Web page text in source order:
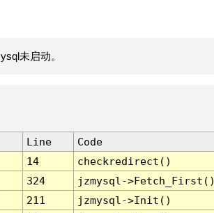
未启动。
Line
Code
14
checkredirect()
324
jzmysql-
211
jzmysql->Init()